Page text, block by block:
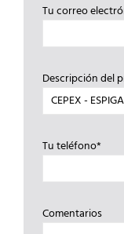
Tu correo
Descripción del
Tu teléfono*
Comentarios